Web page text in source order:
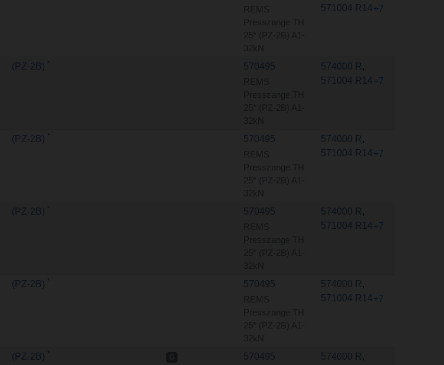
571004 R14+7
(PZ-2B) * 570495 574000 R ,
571004 R14+7
(PZ-2B) * 570495 574000 R ,
571004 R14+7
(PZ-2B) * 570495 574000 R ,
571004 R14+7
(PZ-2B) * 570495 574000 R ,
571004 R14+7
(PZ-2B) * 570495 574000 R ,